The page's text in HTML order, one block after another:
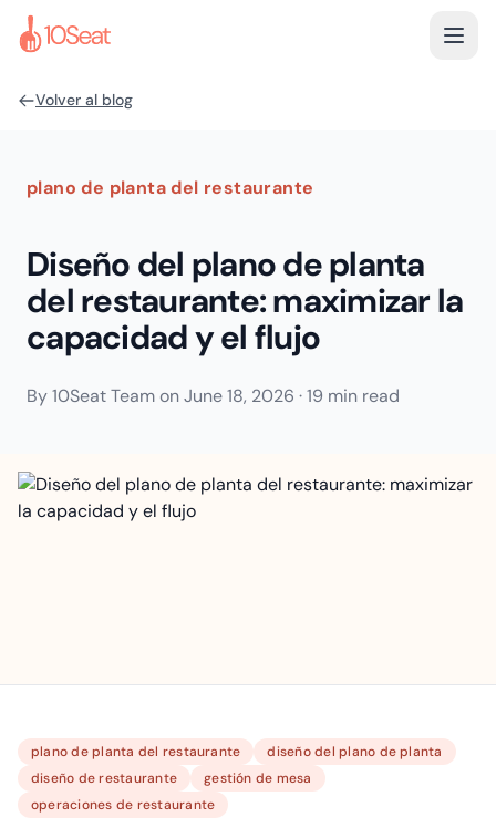
Volver al blog
plano de planta del restaurante
Diseño del plano de planta
del restaurante: maximizar la
capacidad y el flujo
By10Seat TeamonJune 18, 2026 ·19 min read
plano de planta del restaurante
diseño del plano de planta
diseño de restaurante
gestión de mesa
operaciones de restaurante